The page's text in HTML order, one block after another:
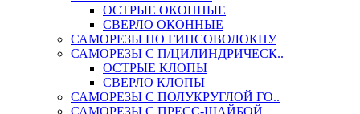
ОСТРЫЕ ОКОННЫЕ
СВЕРЛО ОКОННЫЕ
САМОРЕЗЫ ПО ГИПСОВОЛОКНУ
САМОРЕЗЫ С П/ЦИЛИНДРИЧЕСК..
ОСТРЫЕ КЛОПЫ
СВЕРЛО КЛОПЫ
САМОРЕЗЫ С ПОЛУКРУГЛОЙ ГО..
САМОРЕЗЫ С ПРЕСС-ШАЙБОЙ